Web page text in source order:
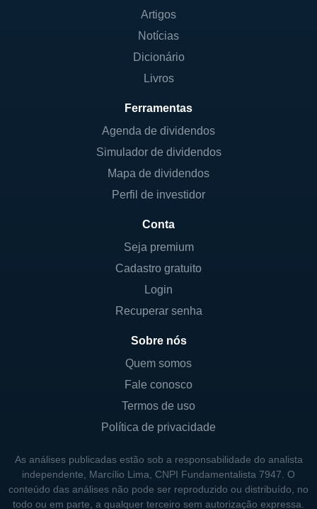
Artigos
Notícias
Dicionário
Livros
Ferramentas
Agenda de dividendos
Simulador de dividendos
Mapa de dividendos
Perfil de investidor
Conta
Seja premium
Cadastro gratuito
Login
Recuperar senha
Sobre nós
Quem somos
Fale conosco
Termos de uso
Política de privacidade
As análises publicadas estão sob a responsabilidade do analista
independente, Marcílio Lima, CNPI Fundamentalista 7947. O
conteúdo das análises não pode ser reproduzido ou distribuído, no
todo ou em parte, a qualquer terceiro sem autorização expressa.